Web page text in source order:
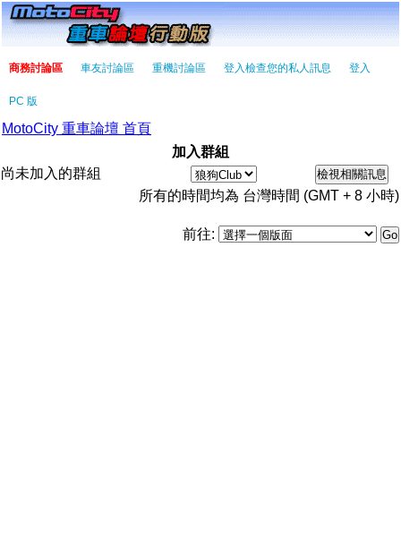
商務討論區 車友討論區 重機討論區 登入檢查您的私人訊息 登入
PC 版
MotoCity 重車論壇 首頁
加入群組
尚未加入的群組
所有的時間均為 台灣時間 (GMT + 8 小時)
前往: